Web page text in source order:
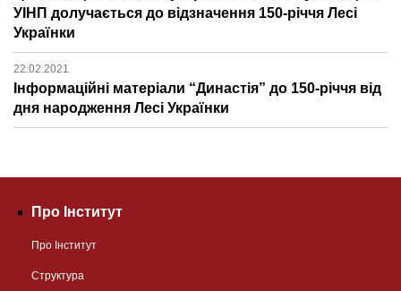
УІНП долучається до відзначення 150-річчя Лесі
Українки
22.02.2021
Інформаційні матеріали “Династія” до 150-річчя від
дня народження Лесі Українки
Про Інститут
Про Інститут
Структура